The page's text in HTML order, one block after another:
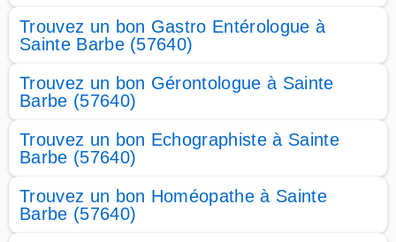
Trouvez un bon Gastro Entérologue à
Sainte Barbe (57640)
Trouvez un bon Gérontologue à Sainte
Barbe (57640)
Trouvez un bon Echographiste à Sainte
Barbe (57640)
Trouvez un bon Homéopathe à Sainte
Barbe (57640)